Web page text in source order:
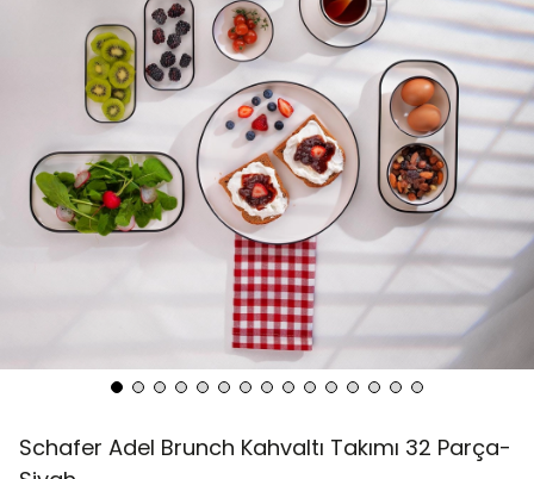
Schafer Adel Brunch Kahvaltı Takımı 32 Parça-